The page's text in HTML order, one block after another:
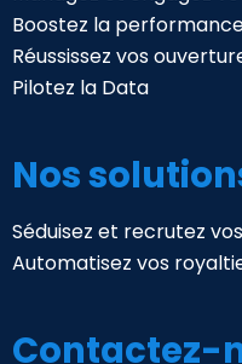
Boostez la
Réussissez vos
Pilotez la Data
Nos
Séduisez et recrutez
Automatisez vos
Contactez-